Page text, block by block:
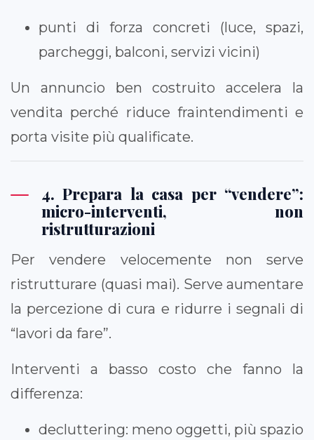
punti di forza concreti (luce, spazi,
parcheggi, balconi, servizi vicini)
Un annuncio ben costruito accelera la
vendita perché riduce fraintendimenti e
porta visite più qualificate.
4. Prepara la casa per “vendere”:
micro-interventi, non
ristrutturazioni
Per vendere velocemente non serve
ristrutturare (quasi mai). Serve aumentare
la percezione di cura e ridurre i segnali di
“lavori da fare”.
Interventi a basso costo che fanno la
differenza:
decluttering: meno oggetti, più spazio